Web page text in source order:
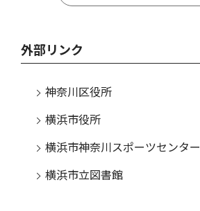
外部リンク
神奈川区役所
横浜市役所
横浜市神奈川スポーツセンター
横浜市立図書館